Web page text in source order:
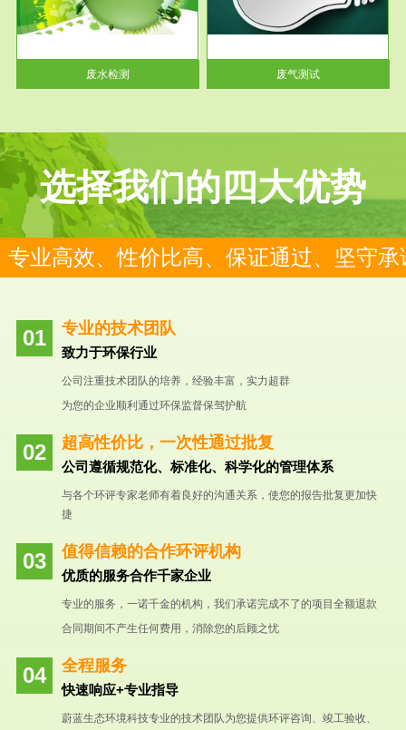
废水检测
检测范围工业废气检测包括有机
废气和无机废气。有机废气主要
包括...
废气测试
选择我们的四大优势
专业高效、性价比高、保证通过、坚守承
专业的技术团队
致力于环保行业
公司注重技术团队的培养，经验丰富，实力超群
为您的企业顺利通过环保监督保驾护航
超高性价比，一次性通过批复
公司遵循规范化、标准化、科学化的管理体系
与各个环评专家老师有着良好的沟通关系，使您的报告批复更加快
捷
值得信赖的合作环评机构
优质的服务合作千家企业
专业的服务，一诺千金的机构，我们承诺完成不了的项目全额退款
合同期间不产生任何费用，消除您的后顾之忧
全程服务
快速响应+专业指导
蔚蓝生态环境科技专业的技术团队为您提供环评咨询、竣工验收、